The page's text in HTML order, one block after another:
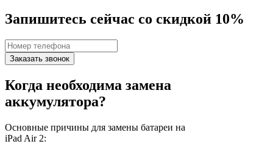
Запишитесь сейчас со скидкой 10%
Заказать звонок
Когда необходима замена
аккумулятора?
Основные причины для замены батареи на
iPad Air 2: